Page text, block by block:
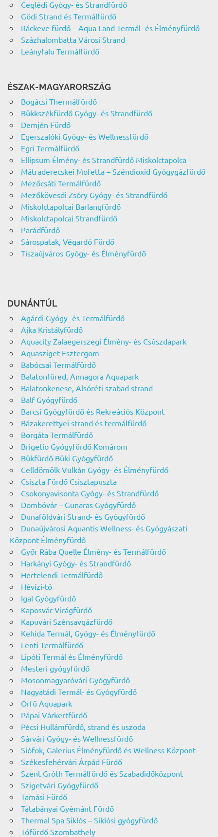
Ceglédi Gyógy- és Strandfürdő
Gödi Strand és Termálfürdő
Ráckeve fürdő – Aqua Land Termál- és Élményfürdő
Százhalombatta Városi Strand
Leányfalu Termálfürdő
ÉSZAK-MAGYARORSZÁG
Bogácsi Thermálfürdő
Bükkszékfürdő Gyógy- és Strandfürdő
Demjén Fürdő
Egerszalóki Gyógy- és Wellnessfürdő
Egri Termálfürdő
Ellipsum Élmény- és Strandfürdő Miskolctapolca
Mátraderecskei Mofetta – Széndioxid Gyógygázfürdő
Mezőcsáti Termálfürdő
Mezőkövesdi Zsóry Gyógy- és Strandfürdő
Miskolctapolcai Barlangfürdő
Miskolctapolcai Strandfürdő
Parádfürdő
Sárospatak, Végardó Fürdő
Tiszaújváros Gyógy- és Élményfürdő
DUNÁNTÚL
Agárdi Gyógy- és Termálfürdő
Ajka Kristályfürdő
Aquacity Zalaegerszegi Élmény- és Csúszdapark
Aquasziget Esztergom
Babócsai Termálfürdő
Balatonfüred, Annagora Aquapark
Balatonkenese, Alsóréti szabad strand
Balf Gyógyfürdő
Barcsi Gyógyfürdő és Rekreációs Központ
Bázakerettyei strand és termálfürdő
Borgáta Termálfürdő
Brigetio Gyógyfürdő Komárom
Bükfürdő Büki Gyógyfürdő
Celldömölk Vulkán Gyógy- és Élményfürdő
Csiszta Fürdő Csisztapuszta
Csokonyavisonta Gyógy- és Strandfürdő
Dombóvár – Gunaras Gyógyfürdő
Dunaföldvári Strand- és Gyógyfürdő
Dunaújvárosi Aquantis Wellness- és Gyógyászati
Központ Élményfürdő
Győr Rába Quelle Élmény- és Termálfürdő
Harkányi Gyógy- és Strandfürdő
Hertelendi Termálfürdő
Hévízi-tó
Igal Gyógyfürdő
Kaposvár Virágfürdő
Kapuvári Szénsavgázfürdő
Kehida Termál, Gyógy- és Élményfürdő
Lenti Termálfürdő
Lipóti Termál és Élményfürdő
Mesteri gyógyfürdő
Mosonmagyaróvári Gyógyfürdő
Nagyatádi Termál- és Gyógyfürdő
Orfű Aquapark
Pápai Várkertfürdő
Pécsi Hullámfürdő, strand és uszoda
Sárvári Gyógy- és Wellnessfürdő
Siófok, Galerius Élményfürdő és Wellness Központ
Székesfehérvári Árpád Fürdő
Szent Gróth Termálfürdő és Szabadidőközpont
Szigetvári Gyógyfürdő
Tamási Fürdő
Tatabányai Gyémánt Fürdő
Thermal Spa Siklós – Siklósi gyógyfürdő
Tófürdő Szombathely